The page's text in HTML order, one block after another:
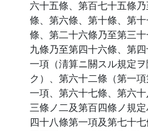
六十五條、第百七十五條
條、第六條、第十條、第
條、第二十六條乃至第三
九條乃至第四十六條、第
一項（淸算ニ關スル規定
ク）、第六十二條（第一
一項、第六十七條、第六
三條ノ二及第百四條ノ規
四十八條第一項及第七十